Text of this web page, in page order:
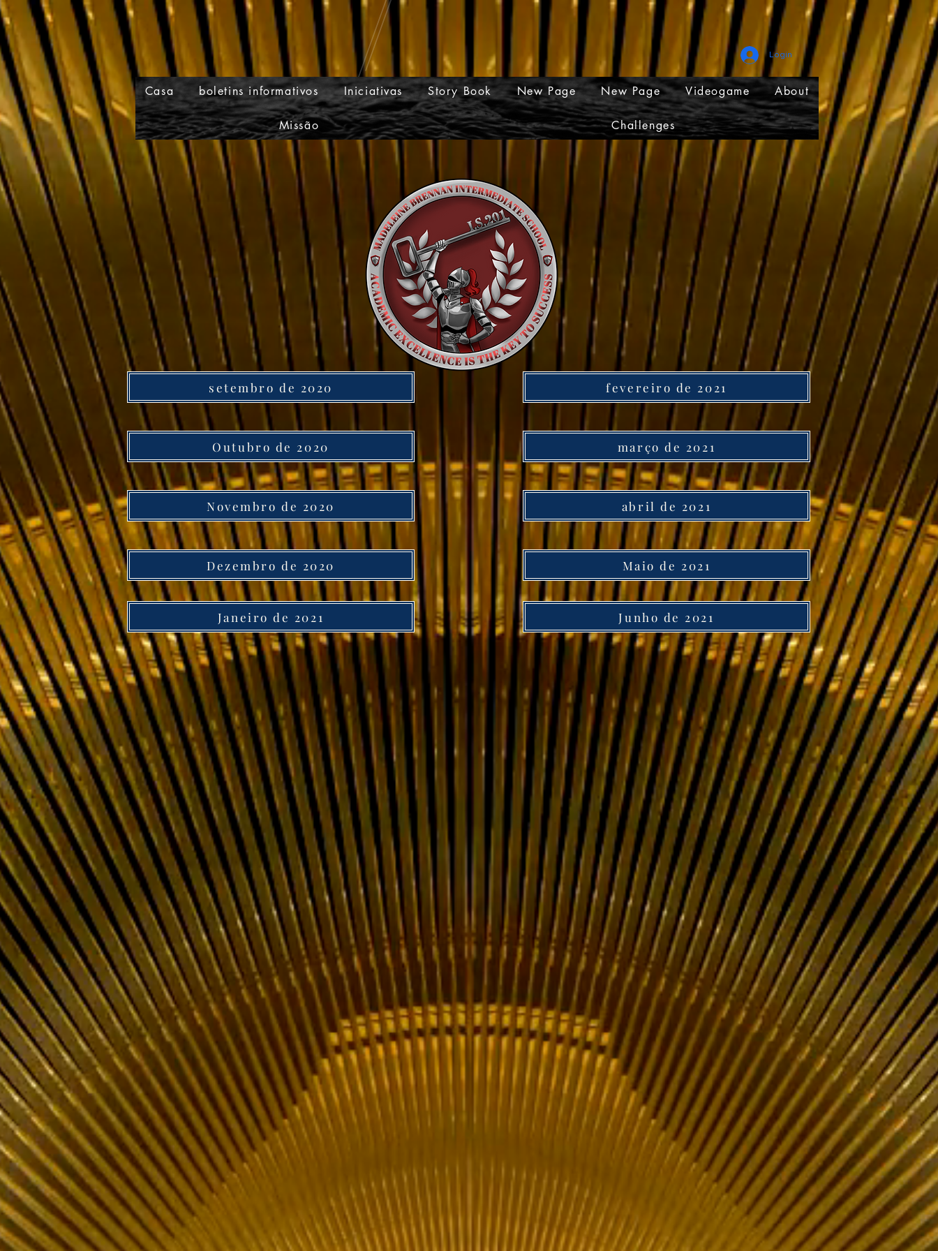
Casa boletins informativos Iniciativas Story Book New Page New Page Videogame About
Missão Challenges
Login
setembro de 2020 fevereiro de 2021
Outubro de 2020 março de 2021
Novembro de 2020 abril de 2021
Dezembro de 2020
Janeiro de 2021
Maio de 2021
Junho de 2021